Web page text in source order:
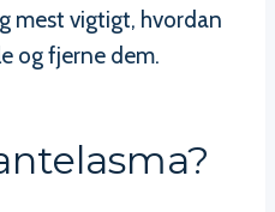
mest vigtigt, hvordan
og fjerne dem.